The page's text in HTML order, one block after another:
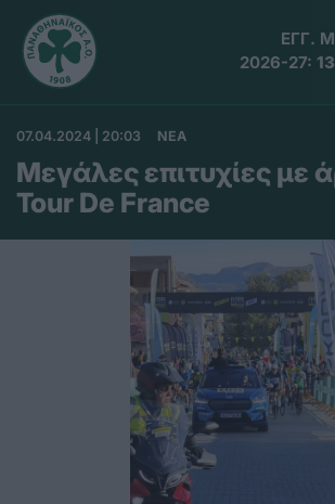
ΕΓΓ.
2026-27:
07.04.2024 | 20:03 ΝΕΑ
Μεγάλες επιτυχίες με
Tour De France